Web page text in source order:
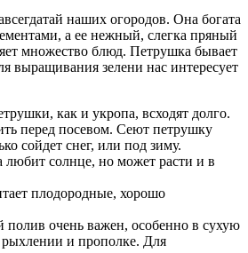
наших огородов. Она богата
а ее нежный, слегка пряный
множество блюд. Петрушка бывает
выращивания зелени нас интересует
как и укропа, всходят долго.
перед посевом. Сеют петрушку
сойдет снег, или под зиму.
солнце, но может расти и в
плодородные, хорошо
очень важен, особенно в сухую
рыхлении и прополке. Для